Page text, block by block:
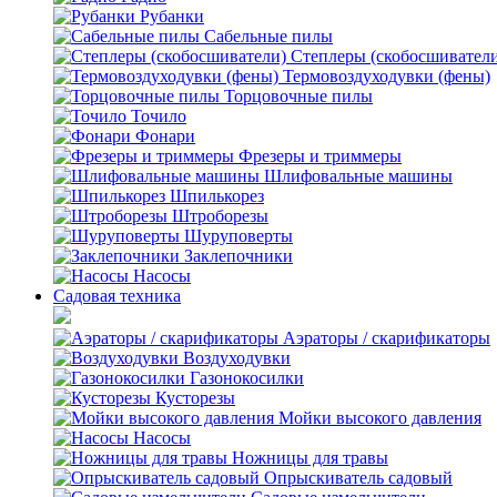
Рубанки
Сабельные пилы
Степлеры
Термовоздуходувки (фены)
Торцовочные пилы
Точило
Фонари
Фрезеры и триммеры
Шлифовальные машины
Шпилькорез
Штроборезы
Шуруповерты
Заклепочники
Насосы
Садовая техника
Аэраторы / скарификаторы
Воздуходувки
Газонокосилки
Кусторезы
Мойки высокого давления
Насосы
Ножницы для травы
Опрыскиватель садовый